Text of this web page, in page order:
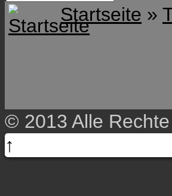
Startseite »
© 2013 Alle
↑